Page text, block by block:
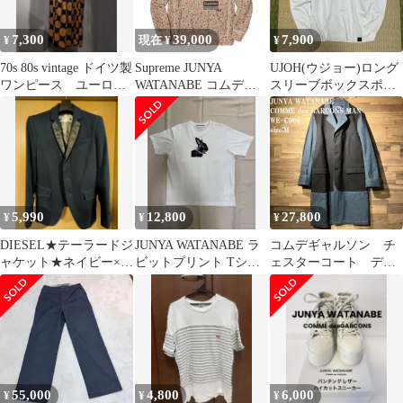
¥ 7,300
70s 80s vintage ドイツ製
ワンピース ユーロヴ
ィンテージ水玉
現在 ¥39,000
Supreme JUNYA
WATANABE コムデギ
ャルソン 新品未使用
¥7,900
UJOH(ウジョー)ロング
スリーブボックスポケ
ットT
¥5,990
DIESEL★テーラードジ
ャケット★ネイビー×ブ
ラック★Ｓサイズ★美
品★送料無料
¥ 12,800
JUNYA WATANABE ラ
ビットプリント Tシャ
ツ ホワイト S
¥27,800
コムデギャルソン チ
ェスターコート デニ
ム 品番WE-C006 サ
イズM
¥55,000 ¥4,800 ¥6,000